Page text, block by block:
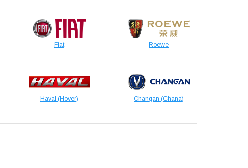
Fiat Roewe
Haval (Hover) Changan (Chana)